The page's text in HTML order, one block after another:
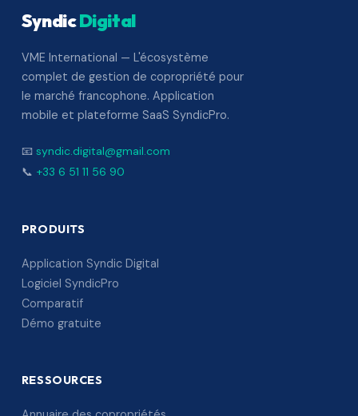
SyndicDigital
VME International — L'écosystème
complet de gestion de copropriété pour
le marché francophone. Application
mobile et plateforme SaaS SyndicPro.
📧 syndic.digital@gmail.com
📞 +33 6 51 11 56 90
PRODUITS
Application Syndic Digital
Logiciel SyndicPro
Comparatif
Démo gratuite
RESSOURCES